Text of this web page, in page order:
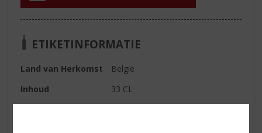
ETIKETINFORMATIE
Land van Herkomst
België
Inhoud
33 CL